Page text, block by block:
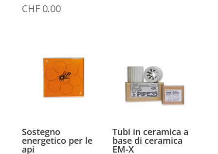
CHF0.00
Sostegno
energetico per le
api
Tubi in ceramica a
base di ceramica
EM-X